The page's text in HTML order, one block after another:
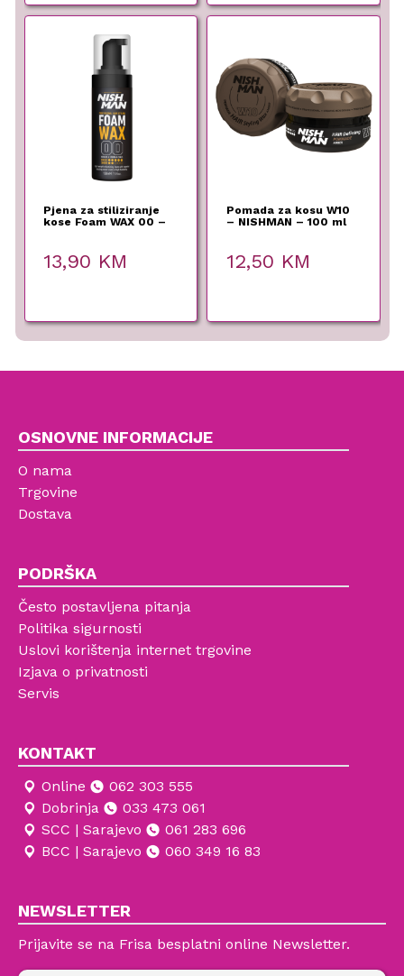
Pjena za stiliziranje
kose Foam WAX 00 –
13,90 KM
Pomada za kosu W10
– NISHMAN – 100 ml
12,50 KM
OSNOVNE INFORMACIJE
O nama
Trgovine
Dostava
PODRŠKA
Često postavljena pitanja
Politika sigurnosti
Uslovi korištenja internet trgovine
Izjava o privatnosti
Servis
KONTAKT
Online
062 303 555
Dobrinja
033 473 061
SCC | Sarajevo
061 283 696
BCC | Sarajevo
060 349 16 83
NEWSLETTER
Prijavite se na Frisa besplatni online Newsletter.